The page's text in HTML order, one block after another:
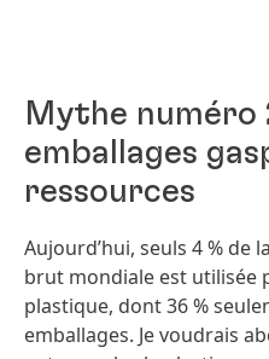
Mythe numéro
emballages
ressources
Aujourd’hui, seuls 4 %
brut mondiale est utilisée
plastique, dont 36 %
emballages. Je voudrais